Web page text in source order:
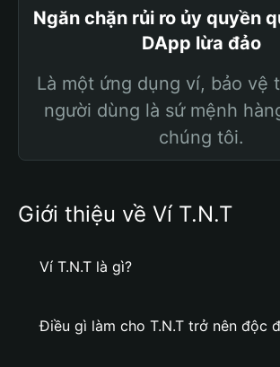
Ngăn chặn rủi ro ủy quyền
DApp lừa đảo
Là một ứng dụng ví, bảo vệ
người dùng là sứ mệnh
chúng tôi.
Giới thiệu về Ví T.N.T
Ví T.N.T là gì?
Điều gì làm cho T.N.T trở nên độc